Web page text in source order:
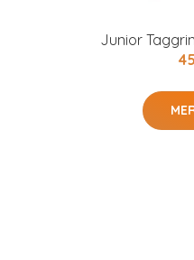
Junior